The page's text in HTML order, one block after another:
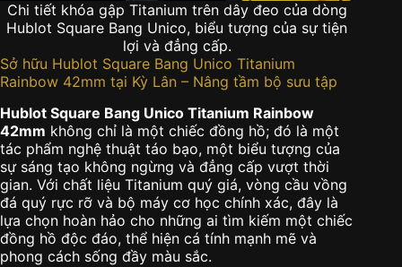
Chi tiết khóa gập Titanium trên dây đeo của dòng
Hublot Square Bang Unico, biểu tượng của sự tiện
lợi và đẳng cấp.
Sở hữu Hublot Square Bang Unico Titanium
Rainbow 42mm tại Kỳ Lân – Nâng tầm bộ sưu tập
Hublot Square Bang Unico Titanium Rainbow
42mm không chỉ là một chiếc đồng hồ; đó là một
tác phẩm nghệ thuật táo bạo, một biểu tượng của
sự sáng tạo không ngừng và đẳng cấp vượt thời
gian. Với chất liệu Titanium quý giá, vòng cầu vồng
đá quý rực rỡ và bộ máy cơ học chính xác, đây là
lựa chọn hoàn hảo cho những ai tìm kiếm một chiếc
đồng hồ độc đáo, thể hiện cá tính mạnh mẽ và
phong cách sống đầy màu sắc.